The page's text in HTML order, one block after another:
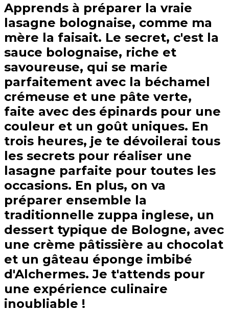
Apprends à préparer la vraie
lasagne bolognaise, comme ma
mère la faisait. Le secret, c'est la
sauce bolognaise, riche et
savoureuse, qui se marie
parfaitement avec la béchamel
crémeuse et une pâte verte,
faite avec des épinards pour une
couleur et un goût uniques. En
trois heures, je te dévoilerai tous
les secrets pour réaliser une
lasagne parfaite pour toutes les
occasions. En plus, on va
préparer ensemble la
traditionnelle zuppa inglese, un
dessert typique de Bologne, avec
une crème pâtissière au chocolat
et un gâteau éponge imbibé
d'Alchermes. Je t'attends pour
une expérience culinaire
inoubliable !